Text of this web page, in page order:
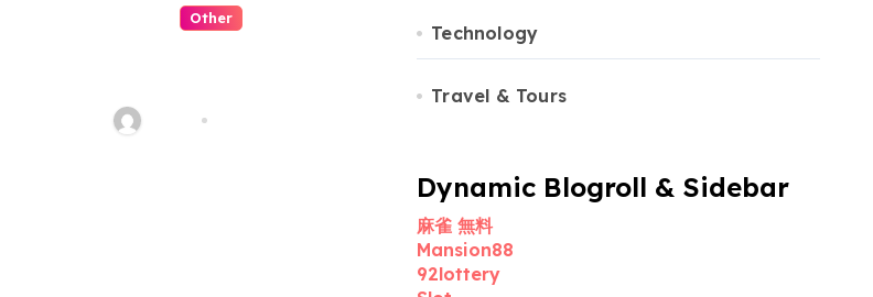
Other
Manis
Technology
Travel & Tours
Dynamic Blogroll & Sidebar
麻雀 無料
Mansion88
92lottery